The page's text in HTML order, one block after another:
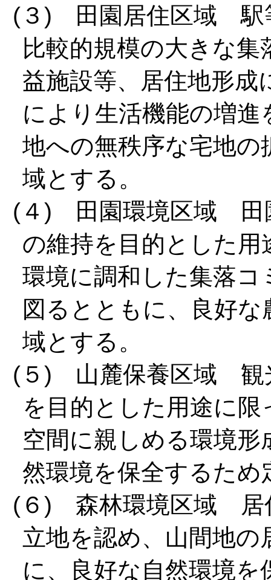
(３) 田園居住区域 駅
比較的規模の大きな
益施設等、居住地形
により生活機能の増
地への無秩序な宅地
域とする。
(４) 田園環境区域 田
の維持を目的とした
環境に調和した集落
図るとともに、良好
域とする。
(５) 山麓保養区域 観
を目的とした用途に
空間に親しめる環境
然環境を保全するた
(６) 森林環境区域 居
立地を認め、山間地
に、良好な自然環境